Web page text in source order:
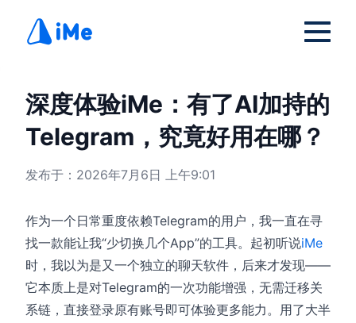
深度体验iMe：有了AI加持的
Telegram，究竟好用在哪？
发布于：2026年7月6日 上午9:01
作为一个日常重度依赖Telegram的用户，我一直在寻
找一款能让我“少切换几个App”的工具。起初听说iMe
时，我以为是又一个独立的聊天软件，后来才发现——
它本质上是对Telegram的一次功能增强，无需迁移关
系链，直接登录原有账号即可体验更多能力。用了大半